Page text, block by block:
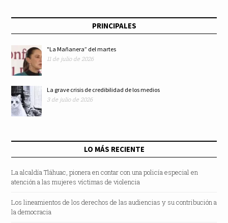
PRINCIPALES
"La Mañanera” del martes
11 de julio de 2026
La grave crisis de credibilidad de los medios
3 de julio de 2026
LO MÁS RECIENTE
La alcaldía Tláhuac, pionera en contar con una policía especial en
atención a las mujeres víctimas de violencia
Los lineamientos de los derechos de las audiencias y su contribución a
la democracia